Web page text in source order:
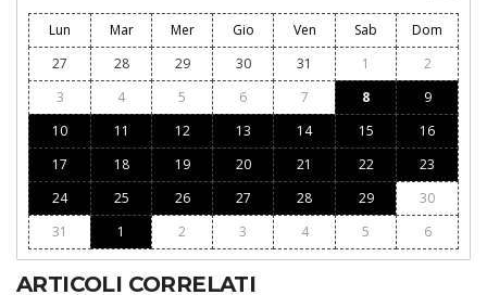
Lun Mar Mer Gio Ven Sab
Dom
27
28 29 30 31 1
2
3
4 5 6 7 8
9
10
11 12 13 14 15
16
17
18 19 20 21 22
23
24
25 26 27 28 29
30
31
1 2 3 4 5 6
ARTICOLI CORRELATI